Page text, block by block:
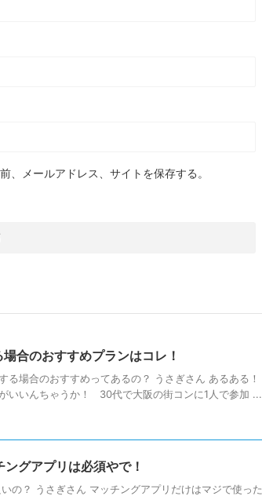
、メールアドレス、サイトを保存する。
合のおすすめプランはコレ！
る場合のおすすめってあるの？ うさぎさん あるある！
いいんちゃうか！ 30代で大阪の街コンに1人で参加 ...
グアプリは必須やで！
の？ うさぎさん マッチングアプリだけはマジで使った